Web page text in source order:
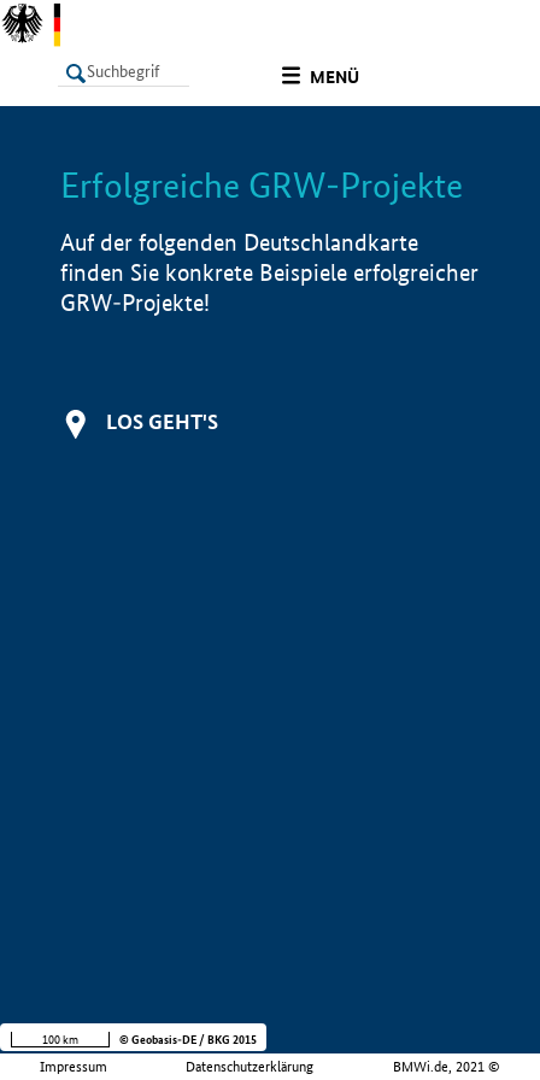
MENÜ
LISTE Info
Erfolgreiche GRW-Projekte
Auf der folgenden Deutschlandkarte
finden Sie konkrete Beispiele erfolgreicher
GRW-Projekte!
LOS GEHT'S
Impressum Datenschutzerklärung BMWi.de, 2021 ©
100 km © Geobasis-DE / BKG 2015